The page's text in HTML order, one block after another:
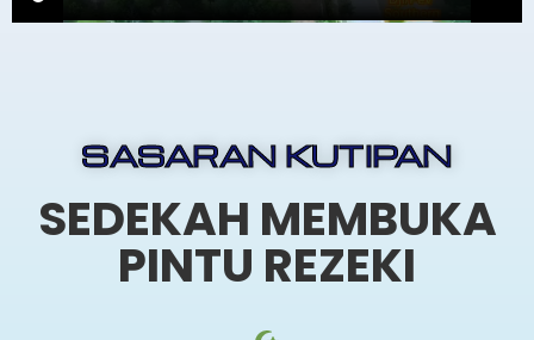
SASARAN KUTIPAN
SEDEKAH MEMBUKA
PINTU REZEKI